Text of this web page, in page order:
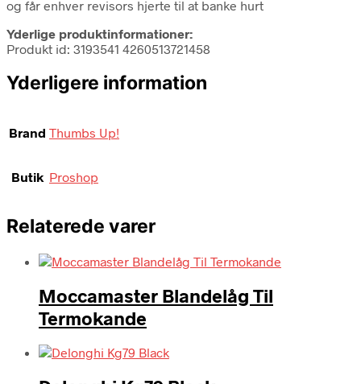
og får enhver revisors hjerte til at banke hurt
Yderlige produktinformationer:
Produkt id: 3193541 4260513721458
Yderligere information
Brand Thumbs Up!
Butik Proshop
Relaterede varer
Moccamaster Blandelåg Til
Termokande